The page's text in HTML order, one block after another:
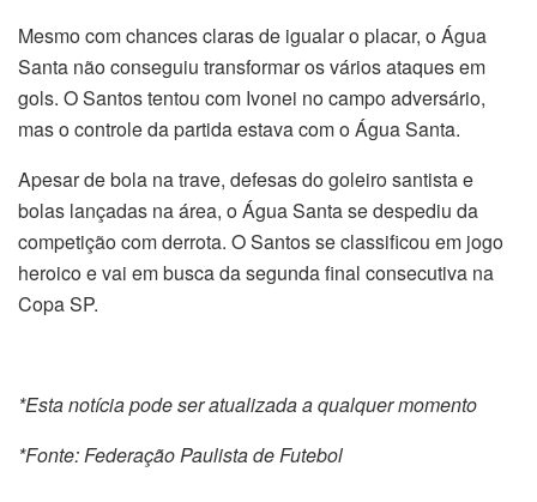
Mesmo com chances claras de igualar o placar, o Água
Santa não conseguiu transformar os vários ataques em
gols. O Santos tentou com Ivonei no campo adversário,
mas o controle da partida estava com o Água Santa.
Apesar de bola na trave, defesas do goleiro santista e
bolas lançadas na área, o Água Santa se despediu da
competição com derrota. O Santos se classificou em jogo
heroico e vai em busca da segunda final consecutiva na
Copa SP.
*Esta notícia pode ser atualizada a qualquer momento
*Fonte: Federação Paulista de Futebol